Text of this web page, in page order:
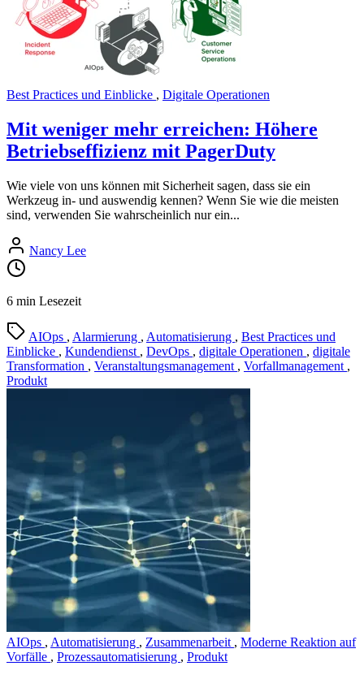
Best Practices und Einblicke , Digitale Operationen
Mit weniger mehr erreichen: Höhere
Betriebseffizienz mit PagerDuty
Wie viele von uns können mit Sicherheit sagen, dass sie ein
Werkzeug in- und auswendig kennen? Wenn Sie wie die meisten
sind, verwenden Sie wahrscheinlich nur ein...
Nancy Lee
6 min Lesezeit
AIOps , Alarmierung , Automatisierung , Best Practices und
Einblicke , Kundendienst , DevOps , digitale Operationen , digitale
Transformation , Veranstaltungsmanagement , Vorfallmanagement ,
Produkt
AIOps , Automatisierung , Zusammenarbeit , Moderne Reaktion auf
Vorfälle , Prozessautomatisierung , Produkt